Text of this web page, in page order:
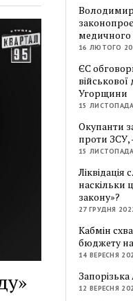
Володимир
медичного
16 ЛЮТОГО
ЄС
Угорщини
15
Окупанти
проти ЗСУ,
15
Ліквідація
наскільки
закону»?
27 ГРУДНЯ
Кабмін
бюджету на
14 ВЕРЕСНЯ
12 ВЕРЕСНЯ